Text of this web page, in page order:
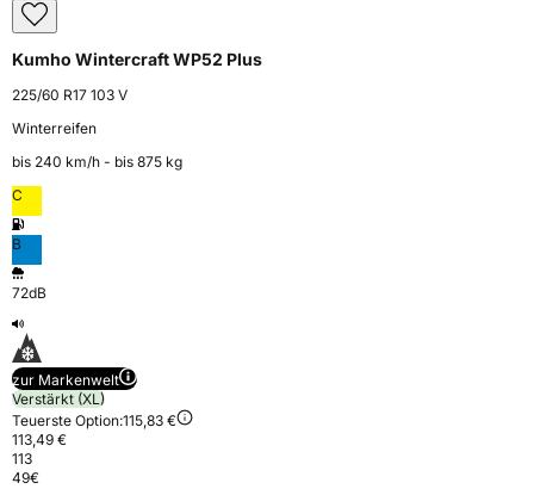
Kumho Wintercraft WP52 Plus
225/60 R17 103 V
Winterreifen
bis 240 km⁠/⁠h - bis 875 kg
C
B
72dB
zur Markenwelt
Verstärkt (XL)
Teuerste Option:115,83 €
113,49 €
113
49€